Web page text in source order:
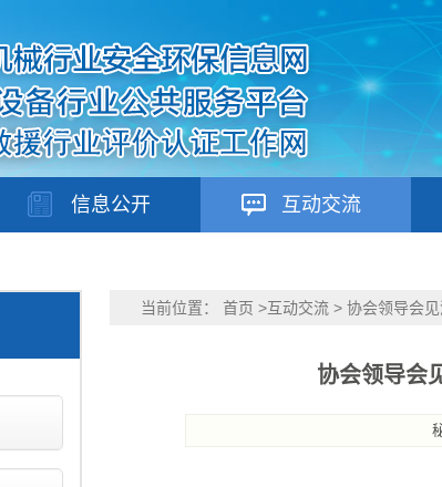
信息公开 互动交流
当前位置： 首页 >互动交流> 协会领导会见
协会领导会